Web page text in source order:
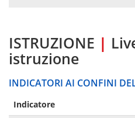
ISTRUZIONE |
istruzione
INDICATORI AI CONFINI
Indicatore